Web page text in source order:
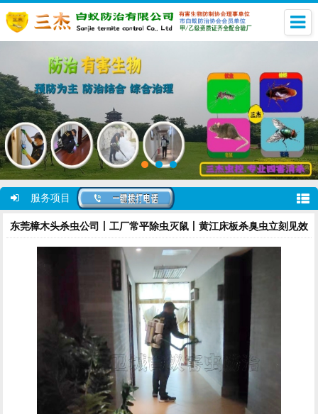
服务项目
东莞樟木头杀虫公司丨工厂常平除虫灭鼠丨黄江床板杀臭虫立刻见效